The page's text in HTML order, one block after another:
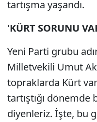
tartışma yaşandı.
'KÜRT SORUNU
Yeni Parti grubu
Milletvekili Umut
topraklarda Kürt
tartıştığı
diyenleriz. İşte, bu